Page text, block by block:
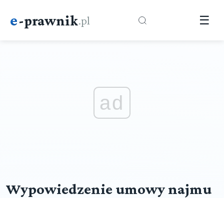
e-prawnik.pl ☰
ad
Wypowiedzenie umowy najmu